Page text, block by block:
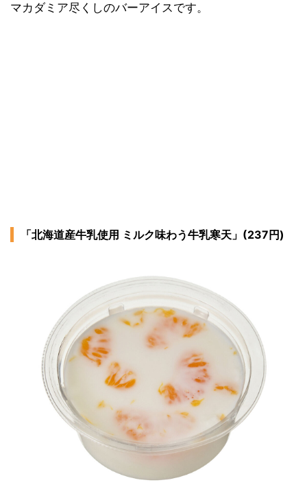
マカダミア尽くしのバーアイスです。
「北海道産牛乳使用 ミルク味わう牛乳寒天」(237円)